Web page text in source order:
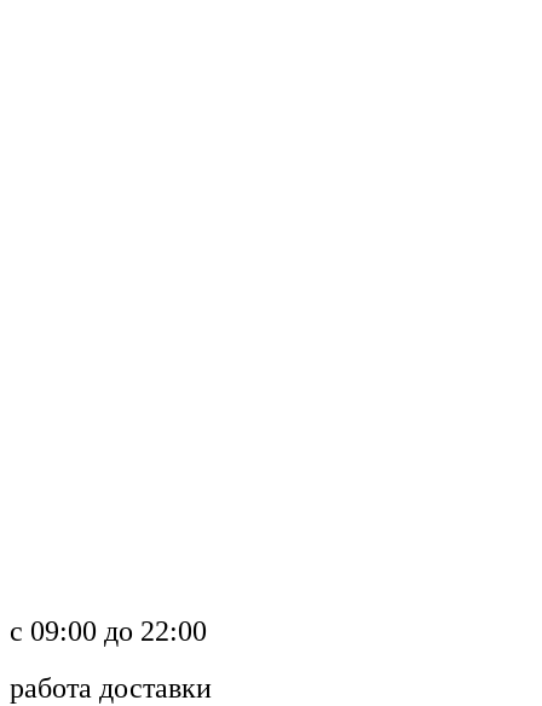
c 09:00 до 22:00
работа доставки